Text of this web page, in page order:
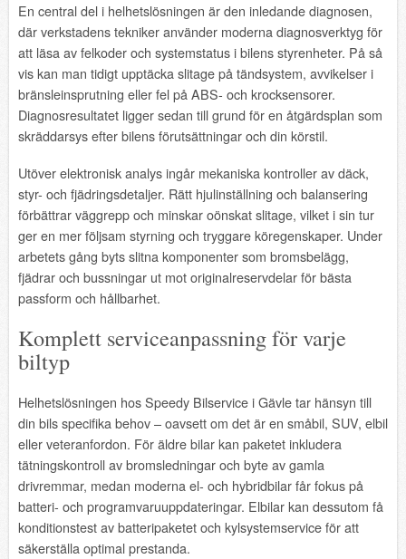
En central del i helhetslösningen är den inledande diagnosen,
där verkstadens tekniker använder moderna diagnosverktyg för
att läsa av felkoder och systemstatus i bilens styrenheter. På så
vis kan man tidigt upptäcka slitage på tändsystem, avvikelser i
bränsleinsprutning eller fel på ABS- och krocksensorer.
Diagnosresultatet ligger sedan till grund för en åtgärdsplan som
skräddarsys efter bilens förutsättningar och din körstil.
Utöver elektronisk analys ingår mekaniska kontroller av däck,
styr- och fjädringsdetaljer. Rätt hjulinställning och balansering
förbättrar väggrepp och minskar oönskat slitage, vilket i sin tur
ger en mer följsam styrning och tryggare köregenskaper. Under
arbetets gång byts slitna komponenter som bromsbelägg,
fjädrar och bussningar ut mot originalreservdelar för bästa
passform och hållbarhet.
Komplett serviceanpassning för varje
biltyp
Helhetslösningen hos Speedy Bilservice i Gävle tar hänsyn till
din bils specifika behov – oavsett om det är en småbil, SUV, elbil
eller veteranfordon. För äldre bilar kan paketet inkludera
tätningskontroll av bromsledningar och byte av gamla
drivremmar, medan moderna el- och hybridbilar får fokus på
batteri- och programvaruuppdateringar. Elbilar kan dessutom få
konditionstest av batteripaketet och kylsystemservice för att
säkerställa optimal prestanda.